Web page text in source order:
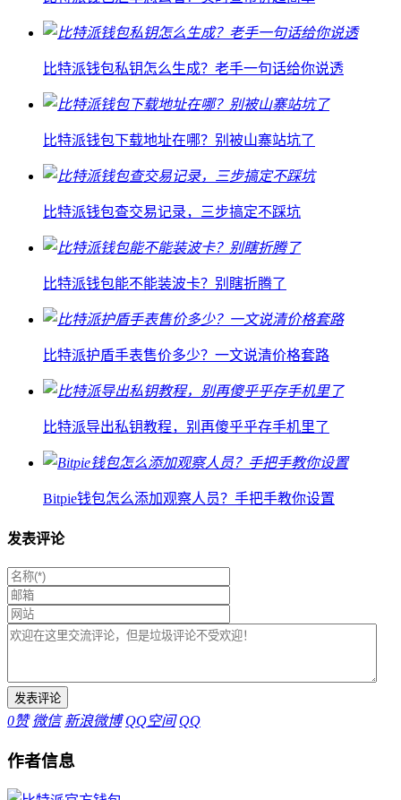
比特派钱包私钥怎么生成？老手一句话给你说透
比特派钱包下载地址在哪？别被山寨站坑了
比特派钱包查交易记录，三步搞定不踩坑
比特派钱包能不能装波卡？别瞎折腾了
比特派护盾手表售价多少？一文说清价格套路
比特派导出私钥教程，别再傻乎乎存手机里了
Bitpie钱包怎么添加观察人员？手把手教你设置
发表评论
0赞 微信 新浪微博 QQ空间 QQ
作者信息